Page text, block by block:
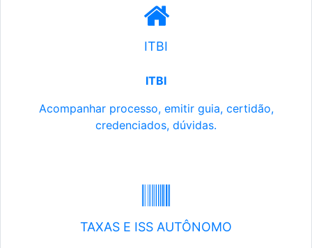
ITBI
ITBI
Acompanhar processo, emitir guia, certidão,
credenciados, dúvidas.
TAXAS E ISS AUTÔNOMO